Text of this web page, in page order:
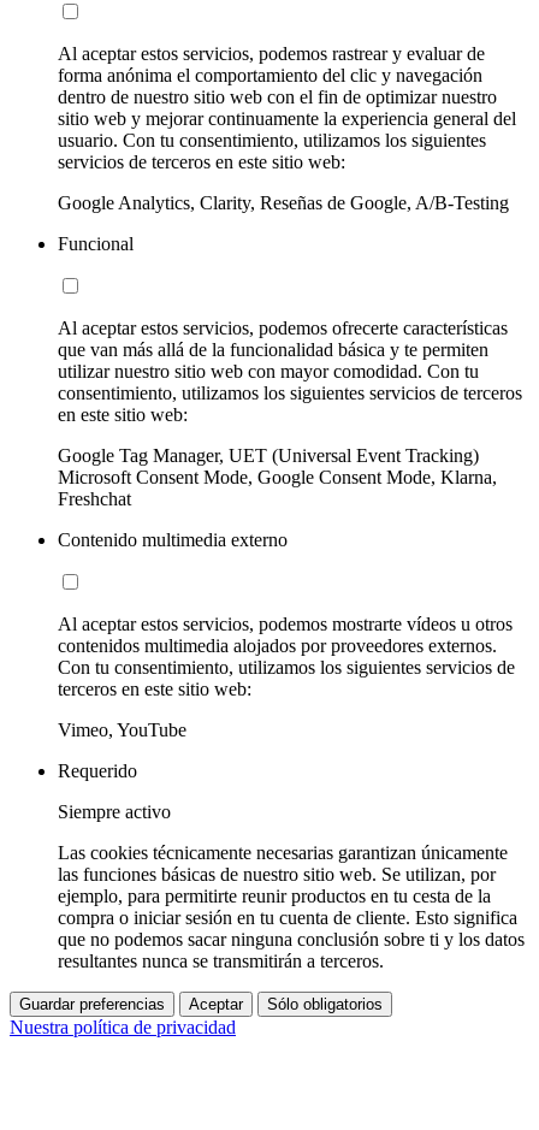
Al aceptar estos servicios, podemos rastrear y evaluar de
forma anónima el comportamiento del clic y navegación
dentro de nuestro sitio web con el fin de optimizar nuestro
sitio web y mejorar continuamente la experiencia general del
usuario. Con tu consentimiento, utilizamos los siguientes
servicios de terceros en este sitio web:
Google Analytics, Clarity, Reseñas de Google, A/B-Testing
Funcional
Al aceptar estos servicios, podemos ofrecerte características
que van más allá de la funcionalidad básica y te permiten
utilizar nuestro sitio web con mayor comodidad. Con tu
consentimiento, utilizamos los siguientes servicios de terceros
en este sitio web:
Google Tag Manager, UET (Universal Event Tracking)
Microsoft Consent Mode, Google Consent Mode, Klarna,
Freshchat
Contenido multimedia externo
Al aceptar estos servicios, podemos mostrarte vídeos u otros
contenidos multimedia alojados por proveedores externos.
Con tu consentimiento, utilizamos los siguientes servicios de
terceros en este sitio web:
Vimeo, YouTube
Requerido
Siempre activo
Las cookies técnicamente necesarias garantizan únicamente
las funciones básicas de nuestro sitio web. Se utilizan, por
ejemplo, para permitirte reunir productos en tu cesta de la
compra o iniciar sesión en tu cuenta de cliente. Esto significa
que no podemos sacar ninguna conclusión sobre ti y los datos
resultantes nunca se transmitirán a terceros.
Guardar preferencias Aceptar Sólo obligatorios
Nuestra política de privacidad